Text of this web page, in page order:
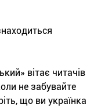
вітає читачів
не забувайте
що ви українка